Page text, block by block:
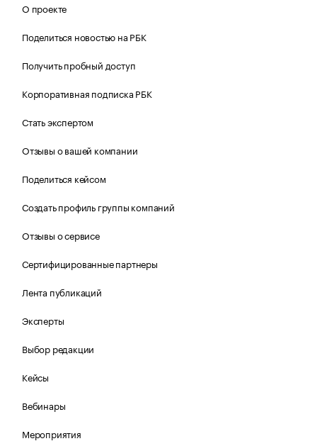
О проекте
Поделиться новостью на РБК
Получить пробный доступ
Корпоративная подписка РБК
Стать экспертом
Отзывы о вашей компании
Поделиться кейсом
Создать профиль группы компаний
Отзывы о сервисе
Сертифицированные партнеры
Лента публикаций
Эксперты
Выбор редакции
Кейсы
Вебинары
Мероприятия